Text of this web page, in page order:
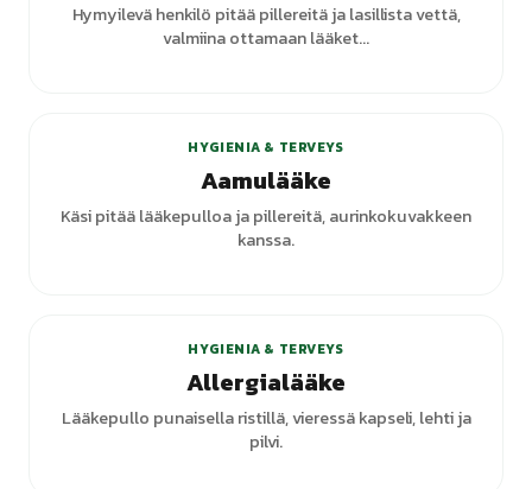
Hymyilevä henkilö pitää pillereitä ja lasillista vettä,
valmiina ottamaan lääket...
HYGIENIA & TERVEYS
Aamulääke
Käsi pitää lääkepulloa ja pillereitä, aurinkokuvakkeen
kanssa.
HYGIENIA & TERVEYS
Allergialääke
Lääkepullo punaisella ristillä, vieressä kapseli, lehti ja
pilvi.